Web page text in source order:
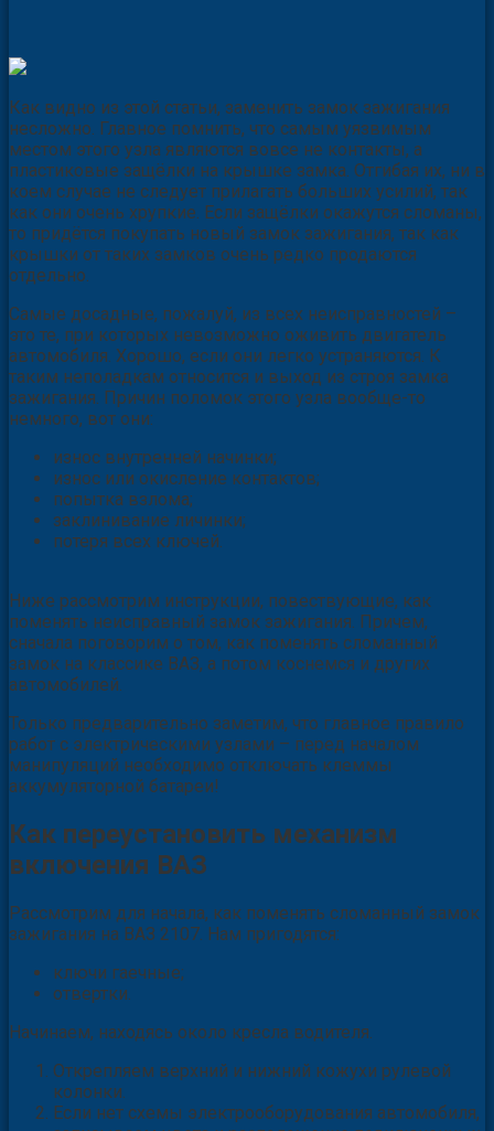
Как видно из этой статьи, заменить замок зажигания
несложно. Главное помнить, что самым уязвимым
местом этого узла являются вовсе не контакты, а
пластиковые защёлки на крышке замка. Отгибая их, ни в
коем случае не следует прилагать больших усилий, так
как они очень хрупкие. Если защёлки окажутся сломаны,
то придётся покупать новый замок зажигания, так как
крышки от таких замков очень редко продаются
отдельно.
Самые досадные, пожалуй, из всех неисправностей –
это те, при которых невозможно оживить двигатель
автомобиля. Хорошо, если они легко устраняются. К
таким неполадкам относится и выход из строя замка
зажигания. Причин поломок этого узла вообще-то
немного, вот они:
износ внутренней начинки;
износ или окисление контактов;
попытка взлома;
заклинивание личинки;
потеря всех ключей.
Ниже рассмотрим инструкции, повествующие, как
поменять неисправный замок зажигания. Причем,
сначала поговорим о том, как поменять сломанный
замок на классике ВАЗ, а потом коснемся и других
автомобилей.
Только предварительно заметим, что главное правило
работ с электрическими узлами – перед началом
манипуляций необходимо отключать клеммы
аккумуляторной батареи!
Как переустановить механизм
включения ВАЗ
Рассмотрим для начала, как поменять сломанный замок
зажигания на ВАЗ 2107. Нам пригодятся:
ключи гаечные;
отвертки.
Начинаем, находясь около кресла водителя.
Открепляем верхний и нижний кожухи рулевой
колонки.
Если нет схемы электрооборудования автомобиля,